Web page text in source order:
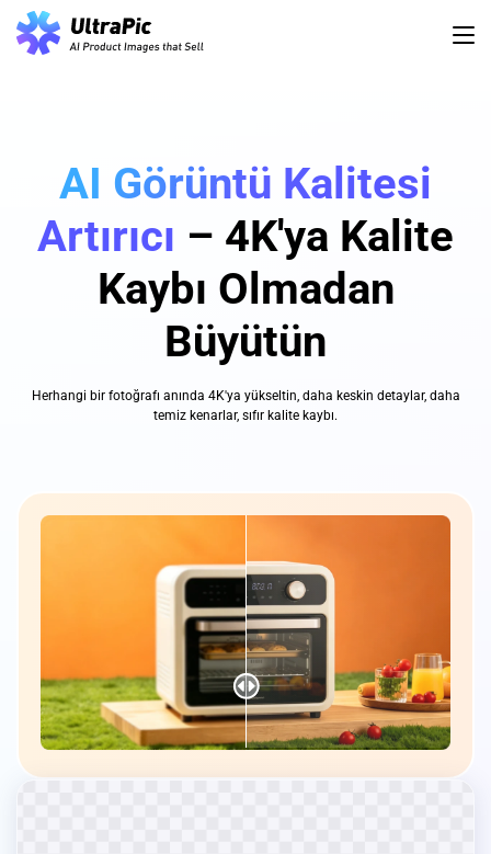
AI Görüntü Kalitesi
Artırıcı – 4K'ya Kalite
Kaybı Olmadan
Büyütün
Herhangi bir fotoğrafı anında 4K'ya yükseltin, daha keskin detaylar, daha
temiz kenarlar, sıfır kalite kaybı.